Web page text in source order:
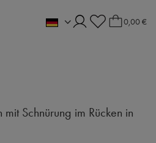
0,00 €
Schnürung im Rücken in